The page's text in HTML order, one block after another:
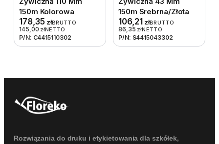
150m Kolorowa
178,35 złBRUTTO
145,00 złNETTO
P/N: C4415110302
150m Srebrna/złota
106,21 złBRUTTO
86,35 złNETTO
P/N: S4415043302
Rozwiązania do druku i etykietowania dla szkółek,